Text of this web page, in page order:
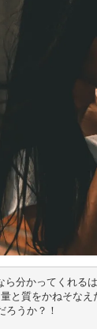
分かってくれる
と質をかねそな
ろうか？！